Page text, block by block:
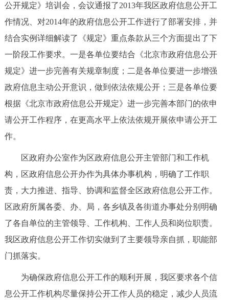
公开规定》培训会，会议通报了2013年我区政府信息公开工
作情况、对2014年的政府信息公开工作进行了部署安排，并
结合实例详细解读了《规定》重点条款从三个方面提出了下
一阶段工作要求。一是各单位要结合《北京市政府信息公开
规定》进一步完善有关规章制度；二是各单位要进一步增强
政府信息主动公开意识，做到依法依规公开；三是各单位要
根据《北京市政府信息公开规定》进一步完善本部门的依申
请公开工作程序，在更高水平上依法依规开展依申请公开工
作。
区政府办公室作为区政府信息公开主管部门和工作机
构，区政府信息公开办作为具体办事机构，明确了工作职
责，大力推进、指导、协调和监督全区政府信息公开工作。
区政府所属各委、办、局，各乡镇及各街道办事处分别明确
了各自单位的主管领导、工作机构、工作人员和岗位职责。
我区政府信息公开工作切实做到了主要领导亲自抓，职能部
门抓落实。
为确保政府信息公开工作的顺利开展，我区要求各个信
息公开工作机构尽量保持公开工作人员的稳定，减少人员流